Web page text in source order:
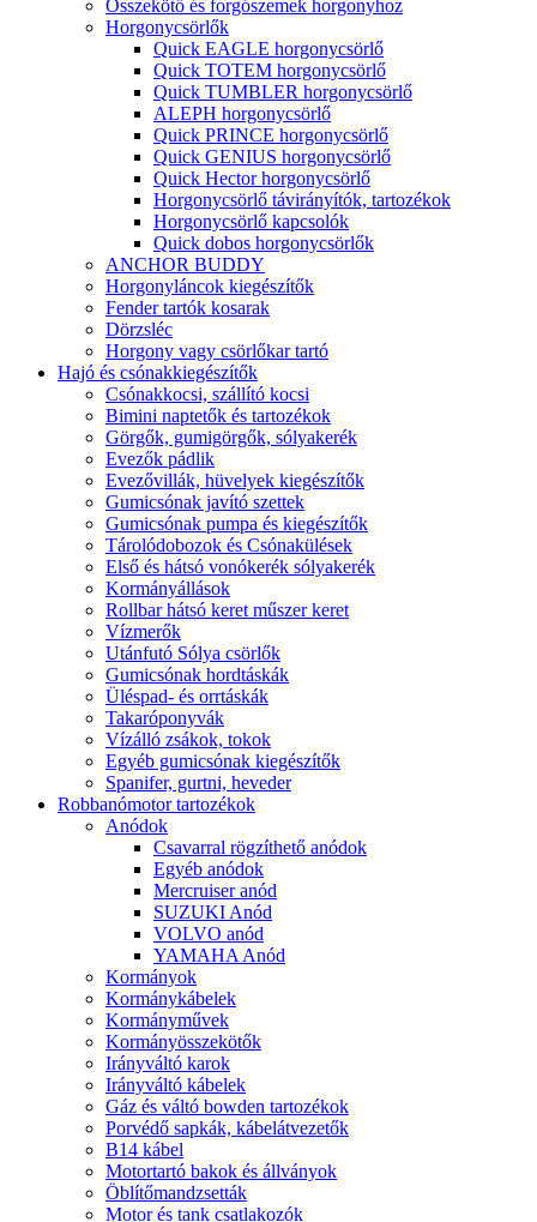
Összekötő és forgószemek horgonyhoz
Horgonycsörlők
Quick EAGLE horgonycsörlő
Quick TOTEM horgonycsörlő
Quick TUMBLER horgonycsörlő
ALEPH horgonycsörlő
Quick PRINCE horgonycsörlő
Quick GENIUS horgonycsörlő
Quick Hector horgonycsörlő
Horgonycsörlő távirányítók, tartozékok
Horgonycsörlő kapcsolók
Quick dobos horgonycsörlők
ANCHOR BUDDY
Horgonyláncok kiegészítők
Fender tartók kosarak
Dörzsléc
Horgony vagy csörlőkar tartó
Hajó és csónakkiegészítők
Csónakkocsi, szállító kocsi
Bimini naptetők és tartozékok
Görgők, gumigörgők, sólyakerék
Evezők pádlik
Evezővillák, hüvelyek kiegészítők
Gumicsónak javító szettek
Gumicsónak pumpa és kiegészítők
Tárolódobozok és Csónakülések
Első és hátsó vonókerék sólyakerék
Kormányállások
Rollbar hátsó keret műszer keret
Vízmerők
Utánfutó Sólya csörlők
Gumicsónak hordtáskák
Üléspad- és orrtáskák
Takaróponyvák
Vízálló zsákok, tokok
Egyéb gumicsónak kiegészítők
Spanifer, gurtni, heveder
Robbanómotor tartozékok
Anódok
Csavarral rögzíthető anódok
Egyéb anódok
Mercruiser anód
SUZUKI Anód
VOLVO anód
YAMAHA Anód
Kormányok
Kormánykábelek
Kormányművek
Kormányösszekötők
Irányváltó karok
Irányváltó kábelek
Gáz és váltó bowden tartozékok
Porvédő sapkák, kábelátvezetők
B14 kábel
Motortartó bakok és állványok
Öblítőmandzsetták
Motor és tank csatlakozók